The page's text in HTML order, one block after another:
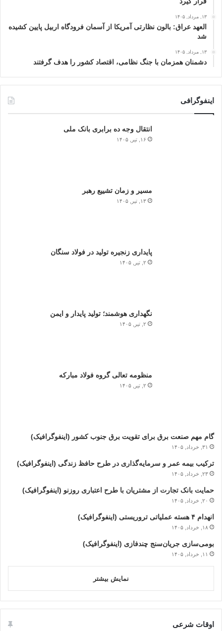
۱۳, مرداد, ۱۴۰۵
العهد عراق: بالون نظارتی آمریکا از آسمان فرودگاه اربیل پایین کشیده
شد
۱۳, مرداد, ۱۴۰۵
دشمنان همزمان با جنگ نظامی، اقتصاد کشور را هدف گرفتند
اینفوگرافی
انتقال وجه ده برابری بانک ملی
۱۶, تیر, ۱۴۰۵
مسیر و زمان تشییع رهبر
۱۳, تیر, ۱۴۰۵
پایداری زنجیره تولید در فولاد سنگان
۲, تیر, ۱۴۰۵
نگهداری هوشمند؛ تولید پایدار و ایمن
۲, تیر, ۱۴۰۵
منظومه تعالی گروه فولاد مبارکه
۲, تیر, ۱۴۰۵
گام مهم صنعت برق برای تقویت برق جنوب کشور (اینفوگرافیک)
۳۱, خرداد, ۱۴۰۵
ترکیب بیمه عمر و سرمایه‌گذاری در طرح حافظ زندگی (اینفوگرافیک)
۲۳, خرداد, ۱۴۰۵
حمایت بانک تجارت از مشتریان با طرح اعتباری روزنو (اینفوگرافیک)
۲۰, خرداد, ۱۴۰۵
انهدام ۴ هسته عملیاتی تروریستی (اینفوگرافیک)
۱۸, خرداد, ۱۴۰۵
بومی‌سازی جریان‌سنج چندفازی (اینفوگرافیک)
۱۱, خرداد, ۱۴۰۵
نمایش بیشتر
اوقات شرعی